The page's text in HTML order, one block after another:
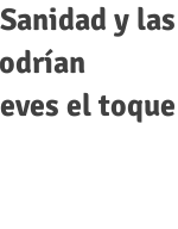
y las
el toque